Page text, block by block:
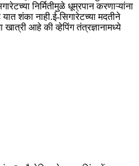
निर्मितीमुळे धूम्रपान करणाऱ्यांना
शंका नाही.ई-सिगारेटच्या मदतीने
आहे की व्हेपिंग तंत्रज्ञानामध्ये